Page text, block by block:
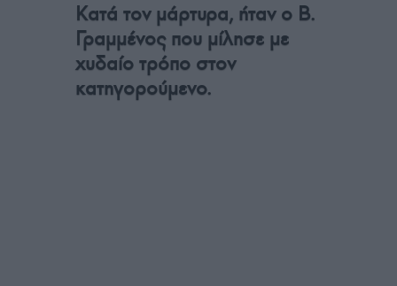
Κατά τον μάρτυρα, ήταν ο Β.
Γραμμένος που μίλησε με
χυδαίο τρόπο στον
κατηγορούμενο.